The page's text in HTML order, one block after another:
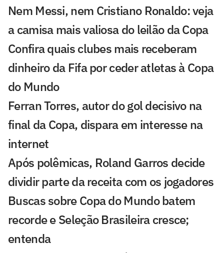
Nem Messi, nem Cristiano Ronaldo: veja
a camisa mais valiosa do leilão da Copa
Confira quais clubes mais receberam
dinheiro da Fifa por ceder atletas à Copa
do Mundo
Ferran Torres, autor do gol decisivo na
final da Copa, dispara em interesse na
internet
Após polêmicas, Roland Garros decide
dividir parte da receita com os jogadores
Buscas sobre Copa do Mundo batem
recorde e Seleção Brasileira cresce;
entenda